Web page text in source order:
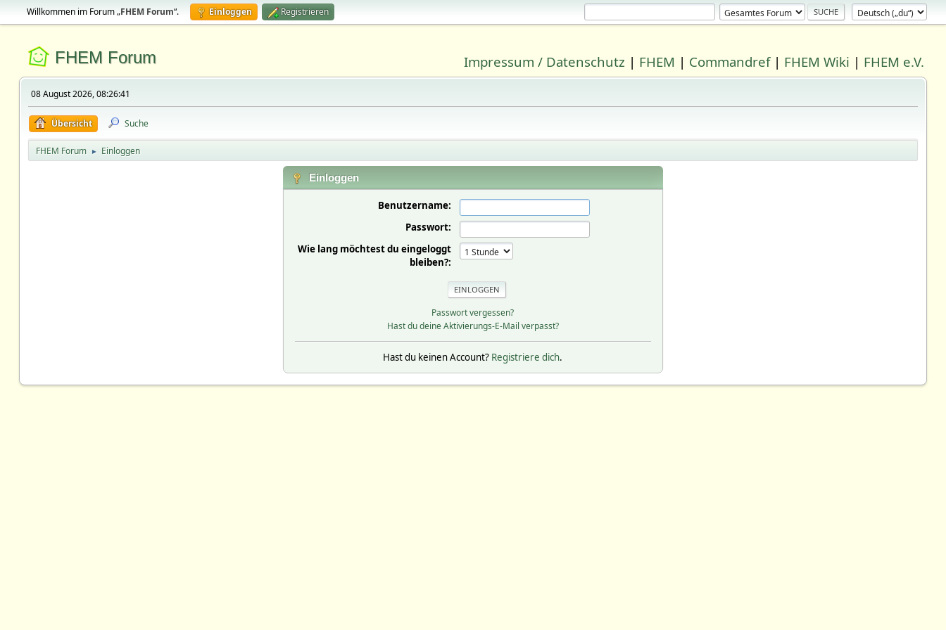
Willkommen im Forum „FHEM Forum“. Einloggen Registrieren
FHEM Forum Impressum / Datenschutz | FHEM | Commandref| FHEM Wiki | FHEM e.V.
08 August 2026, 08:26:41
Übersicht Suche
FHEM Forum ► Einloggen
Einloggen
Benutzername:
Passwort:
Wie lang möchtest du eingeloggt
bleiben?:
Passwort vergessen?
Hast du deine Aktivierungs-E-Mail verpasst?
Hast du keinen Account? Registriere dich.